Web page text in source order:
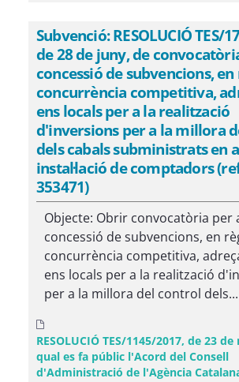
Subvenció: RESOLUCIÓ TES/
de 28 de juny, de
concessió de subvencions,
concurrència competitiva,
ens locals per a la realització
d'inversions per a la millora
dels cabals subministrats en
instal·lació de comptadors
353471)
Objecte: Obrir convocatòria per
concessió de subvencions, en
concurrència competitiva,
ens locals per a la realització
per a la millora del control dels...
RESOLUCIÓ TES/1145/2017, de 23
qual es fa públic l'Acord del Consell
d'Administració de l'Agència